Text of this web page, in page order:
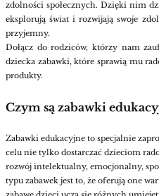
zdolności społecznych. Dzięki nim
eksplorują świat i rozwijają swoje
przyjemny.
Dołącz do rodziców, którzy nam
dziecka zabawki, które sprawią mu
produkty.
Czym są zabawki
Zabawki edukacyjne to specjalnie
celu nie tylko dostarczać dzieciom
rozwój intelektualny, emocjonalny,
typu zabawek jest to, że oferują one